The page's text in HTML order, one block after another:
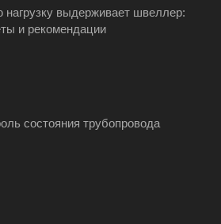
нагрузку выдерживает швеллер:
и рекомендации
состояния трубопровода